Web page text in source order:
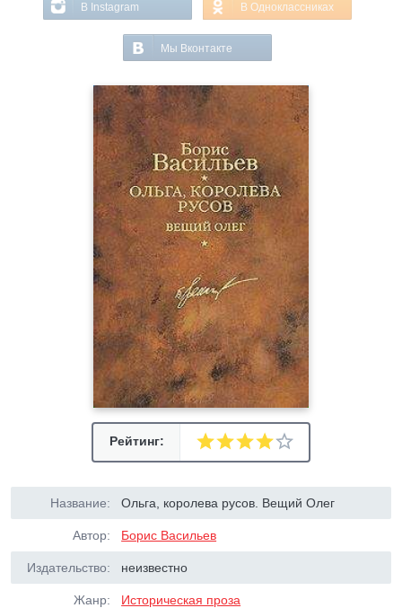
В Instagram В Одноклассниках
Мы Вконтакте
Рейтинг:
Название: Ольга, королева русов. Вещий Олег
Автор: Борис Васильев
Издательство: неизвестно
Жанр: Историческая проза